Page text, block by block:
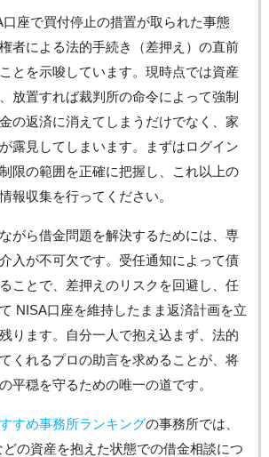
座で買付停止の措置が取られた事態
者による法的手続き（差押え）の直前
とを示唆しています。現時点では資産
放置すれば裁判所の命令によって強制
の返済に消えてしまうだけでなく、家
露見してしまいます。まずはログイン
限の範囲を正確に把握し、これ以上の
報収集を行ってください。
がら借金問題を解決するためには、専
入が不可欠です。受任通知によって債
ことで、差押えのリスクを回避し、任
NISA口座を維持したまま返済計画を立
ります。自分一人で抱え込まず、法的
くれるプロの助言を求めることが、将
平穏を守るための唯一の道です。
すめ事務所ランキングの事務所では、
の資産を抱えた状態での借金相談につ